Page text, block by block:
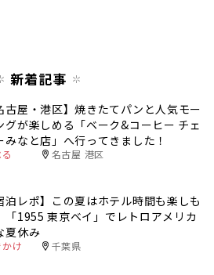
新着記事
古屋・港区】焼きたてパンと人気モー
グが楽しめる「ベーク&コーヒー チェ
みなと店」へ行ってきました！
名古屋 港区
泊レポ】この夏はホテル時間も楽しも
「1955 東京ベイ」でレトロアメリカ
夏休み
かけ 千葉県